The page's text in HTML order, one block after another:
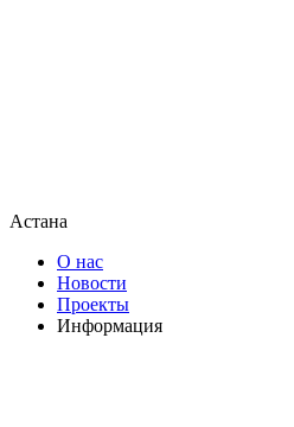
Астана
О нас
Новости
Проекты
Информация